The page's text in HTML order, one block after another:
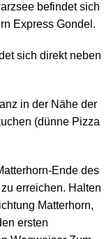
befindet sich
Express Gondel.
sich direkt neben
in der Nähe der
(dünne Pizza
Ende des
erreichen. Halten
Matterhorn,
ersten